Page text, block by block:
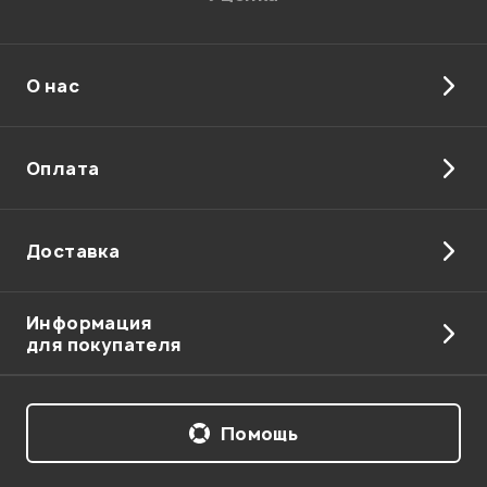
О нас
Оплата
Доставка
Информация
для покупателя
Помощь